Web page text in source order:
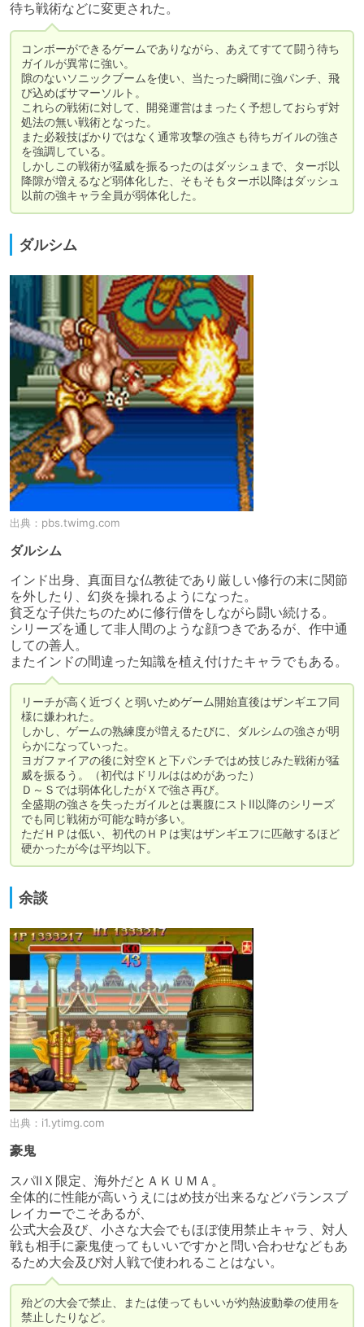
待ち戦術などに変更された。
コンボーができるゲームでありながら、あえてすてて闘う待ち
ガイルが異常に強い。
隙のないソニックブームを使い、当たった瞬間に強パンチ、飛
び込めばサマーソルト。
これらの戦術に対して、開発運営はまったく予想しておらず対
処法の無い戦術となった。
また必殺技ばかりではなく通常攻撃の強さも待ちガイルの強さ
を強調している。
しかしこの戦術が猛威を振るったのはダッシュまで、ターボ以
降隙が増えるなど弱体化した、そもそもターボ以降はダッシュ
以前の強キャラ全員が弱体化した。
ダルシム
出典： pbs.twimg.com
ダルシム
インド出身、真面目な仏教徒であり厳しい修行の末に関節
を外したり、幻炎を操れるようになった。
貧乏な子供たちのために修行僧をしながら闘い続ける。
シリーズを通して非人間のような顔つきであるが、作中通
しての善人。
またインドの間違った知識を植え付けたキャラでもある。
リーチが高く近づくと弱いためゲーム開始直後はザンギエフ同
様に嫌われた。
しかし、ゲームの熟練度が増えるたびに、ダルシムの強さが明
らかになっていった。
ヨガファイアの後に対空Ｋと下パンチではめ技じみた戦術が猛
威を振るう。（初代はドリルははめがあった）
Ｄ～Ｓでは弱体化したがＸで強さ再び。
全盛期の強さを失ったガイルとは裏腹にストⅡ以降のシリーズ
でも同じ戦術が可能な時が多い。
ただＨＰは低い、初代のＨＰは実はザンギエフに匹敵するほど
硬かったが今は平均以下。
余談
出典： i1.ytimg.com
豪鬼
スパⅡＸ限定、海外だとＡＫＵＭＡ。
全体的に性能が高いうえにはめ技が出来るなどバランスブ
レイカーでこそあるが、
公式大会及び、小さな大会でもほぼ使用禁止キャラ、対人
戦も相手に豪鬼使ってもいいですかと問い合わせなどもあ
るため大会及び対人戦で使われることはない。
殆どの大会で禁止、または使ってもいいが灼熱波動拳の使用を
禁止したりなど。